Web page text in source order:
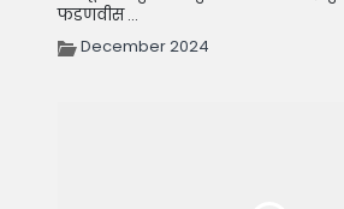
फडणवीस ...
December 2024